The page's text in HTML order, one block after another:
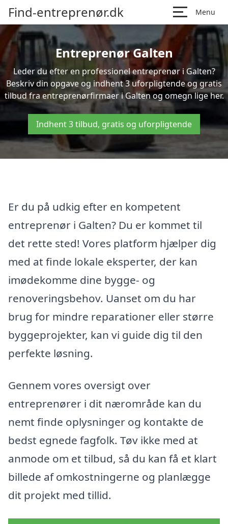
Find-entreprenør.dk Menu
Entreprenør Galten
Leder du efter en professionel entreprenør i Galten?
Beskriv din opgave og indhent 3 uforpligtende og gratis
tilbud fra entreprenørfirmaer i Galten og omegn lige her.
Indhent 3 tilbud, gratis og uforpligtende
Er du på udkig efter en kompetent
entreprenør i Galten? Du er kommet til
det rette sted! Vores platform hjælper dig
med at finde lokale eksperter, der kan
imødekomme dine bygge- og
renoveringsbehov. Uanset om du har
brug for mindre reparationer eller større
byggeprojekter, kan vi guide dig til den
perfekte løsning.
Gennem vores oversigt over
entreprenører i dit nærområde kan du
nemt finde oplysninger og kontakte de
bedst egnede fagfolk. Tøv ikke med at
anmode om et tilbud, så du kan få et klart
billede af omkostningerne og planlægge
dit projekt med tillid.